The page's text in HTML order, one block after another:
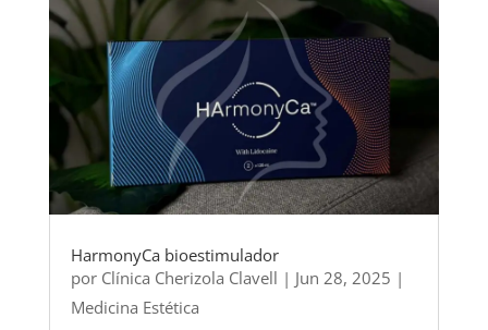
HarmonyCa bioestimulador
por Clínica Cherizola Clavell | Jun 28, 2025 |
Medicina Estética